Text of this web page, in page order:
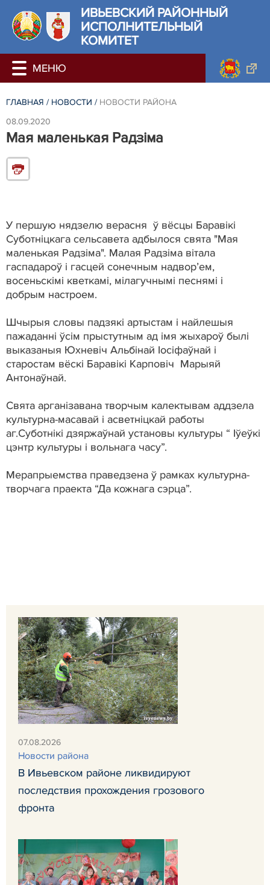
ИВЬЕВСКИЙ РАЙОННЫЙ
ИСПОЛНИТЕЛЬНЫЙ
КОМИТЕТ
ГЛАВНАЯ / НОВОСТИ / НОВОСТИ РАЙОНА
08.09.2020
Мая маленькая Радзіма
У першую нядзелю верасня ў вёсцы Баравікі
Суботніцкага сельсавета адбылося свята "Мая
маленькая Радзіма". Малая Радзіма вітала
гаспадароў і гасцей сонечным надвор’ем,
восеньскімі кветкамі, мілагучнымі песнямі і
добрым настроем.
Шчырыя словы падзякі артыстам і найлешыя
пажаданні ўсім прыстутным ад імя жыхароў былі
выказаныя Юхневіч Альбінай Іосіфаўнай і
старостам вёскі Баравікі Карповіч Марыяй
Антонаўнай.
Свята арганізавана творчым калектывам аддзела
культурна-масавай і асветніцкай работы
аг.Суботнікі дзяржаўнай установы культуры “ Іўеўкі
цэнтр культуры і вольнага часу”.
Мерапрыемства праведзена ў рамках культурна-
творчага праекта “Да кожнага сэрца”.
07.08.2026
Новости района
В Ивьевском районе ликвидируют
последствия прохождения грозового
фронта